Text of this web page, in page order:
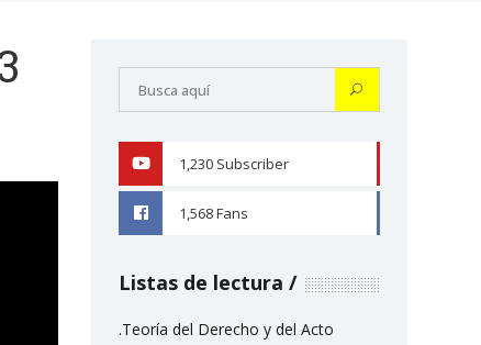
1,230 Subscriber
1,568Fans
Listas de lectura
.Teoría del Derecho y del Acto